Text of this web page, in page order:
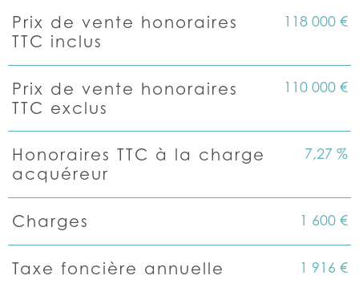
Caractéristiques Valeurs
Prix de vente honoraires
TTC inclus
118 000 €
Prix de vente honoraires
TTC exclus
110 000 €
Honoraires TTC à la charge
acquéreur
7,27 %
Charges 1 600 €
Taxe foncière annuelle 1 916 €